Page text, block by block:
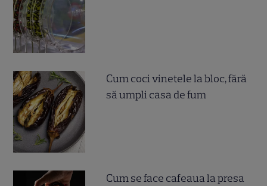
Cum coci vinetele la bloc, fără
să umpli casa de fum
Cum se face cafeaua la presa